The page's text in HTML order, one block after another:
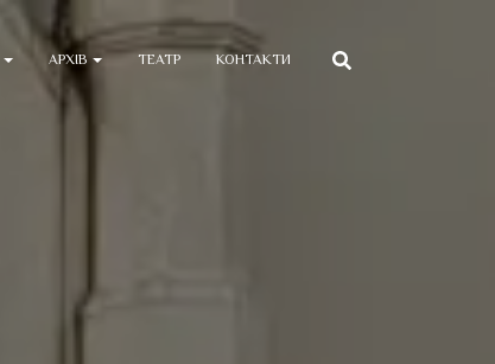
АРХІВ ТЕАТР КОНТАКТИ